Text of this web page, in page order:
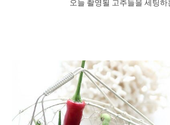
오늘 촬영될 고추들을 세팅하